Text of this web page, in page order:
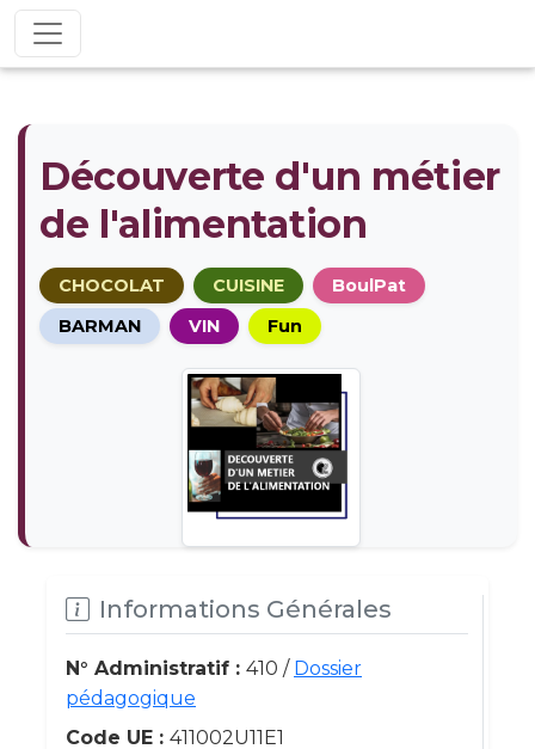
Découverte d'un métier
de l'alimentation
CHOCOLAT CUISINE
BoulPat
BARMAN
VIN Fun
Informations Générales
N° Administratif : 410 / Dossier
pédagogique
Code UE : 411002U11E1